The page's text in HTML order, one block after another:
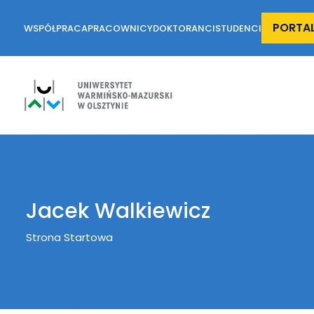
WSPÓŁPRACAPRACOWNICYDOKTORANCISTUDENCI
Jacek Walkiewicz
Breadcrumb
Strona Startowa